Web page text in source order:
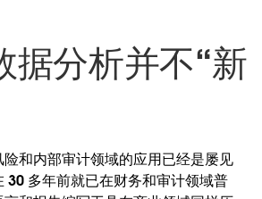
据分析并不“新
和内部审计领域的应用已经是屡见
30 多年前就已在财务和审计领域普